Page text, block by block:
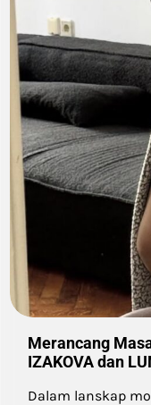
Merancang
IZAKOVA dan
Dalam lanskap